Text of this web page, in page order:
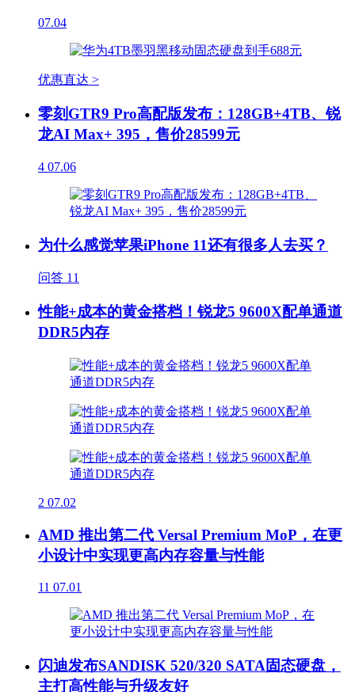
07.04
优惠直达 >
零刻GTR9 Pro高配版发布：128GB+4TB、锐
龙AI Max+ 395，售价28599元
4 07.06
为什么感觉苹果iPhone 11还有很多人去买？
问答 11
性能+成本的黄金搭档！锐龙5 9600X配单通道
DDR5内存
2 07.02
AMD 推出第二代 Versal Premium MoP，在更
小设计中实现更高内存容量与性能
11 07.01
闪迪发布SANDISK 520/320 SATA固态硬盘，
主打高性能与升级友好